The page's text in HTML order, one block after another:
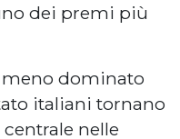
dei premi più
dominato
italiani tornano
nelle